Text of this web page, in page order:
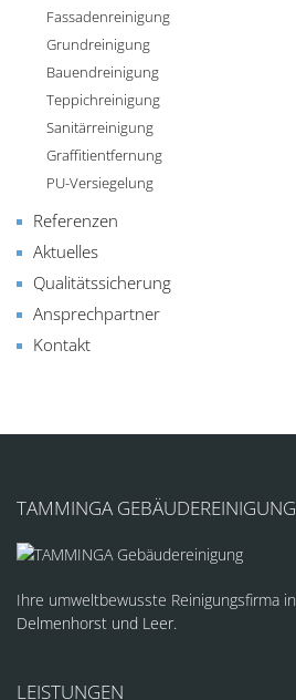
Fassadenreinigung
Grundreinigung
Bauendreinigung
Teppichreinigung
Sanitärreinigung
Graffitientfernung
PU-Versiegelung
Referenzen
Aktuelles
Qualitätssicherung
Ansprechpartner
Kontakt
TAMMINGA GEBÄUDEREINIGUNG
Ihre umweltbewusste Reinigungsfirma in
Delmenhorst und Leer.
LEISTUNGEN